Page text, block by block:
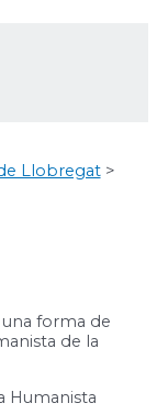
Llobregat
forma de
de la
Humanista